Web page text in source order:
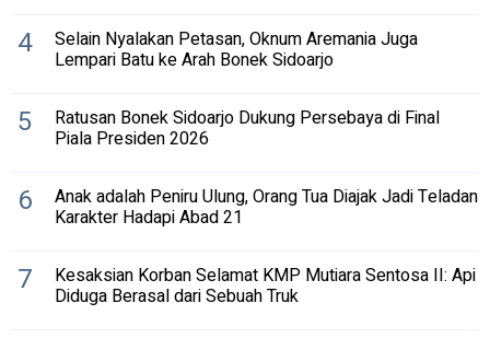
4 Selain Nyalakan Petasan, Oknum Aremania Juga
Lempari Batu ke Arah Bonek Sidoarjo
5 Ratusan Bonek Sidoarjo Dukung Persebaya di Final
Piala Presiden 2026
6 Anak adalah Peniru Ulung, Orang Tua Diajak Jadi Teladan
Karakter Hadapi Abad 21
7 Kesaksian Korban Selamat KMP Mutiara Sentosa II: Api
Diduga Berasal dari Sebuah Truk